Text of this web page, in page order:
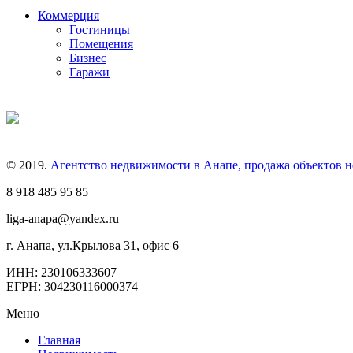
Коммерция
Гостиницы
Помещения
Бизнес
Гаражи
© 2019. Агентство недвижимости в Анапе, продажа объектов
8 918 485 95 85
liga-anapa@yandex.ru
г. Анапа, ул.Крылова 31, офис 6
ИНН: 230106333607
ЕГРН: 304230116000374
Меню
Главная